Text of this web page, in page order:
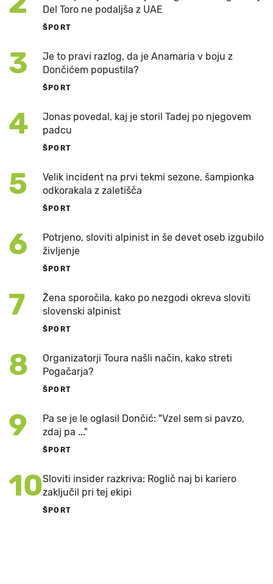
Del Toro ne podaljša z UAE
ŠPORT
3
Je to pravi razlog, da je Anamaria v boju z
Dončićem popustila?
ŠPORT
4
Jonas povedal, kaj je storil Tadej po njegovem
padcu
ŠPORT
5
Velik incident na prvi tekmi sezone, šampionka
odkorakala z zaletišča
ŠPORT
6
Potrjeno, sloviti alpinist in še devet oseb izgubilo
življenje
ŠPORT
7
Žena sporočila, kako po nezgodi okreva sloviti
slovenski alpinist
ŠPORT
8
Organizatorji Toura našli način, kako streti
Pogačarja?
ŠPORT
9
Pa se je le oglasil Dončić: "Vzel sem si pavzo,
zdaj pa ..."
ŠPORT
10Sloviti insider razkriva: Roglič naj bi kariero
zaključil pri tej ekipi
ŠPORT